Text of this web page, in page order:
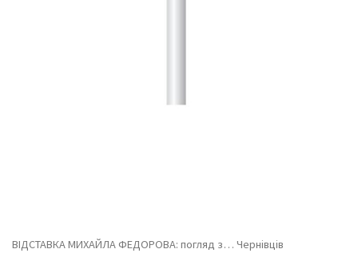
ВІДСТАВКА МИХАЙЛА ФЕДОРОВА: погляд з… Чернівців